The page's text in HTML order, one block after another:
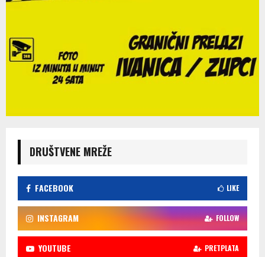
DRUŠTVENE MREŽE
FACEBOOK LIKE
INSTAGRAM FOLLOW
YOUTUBE PRETPLATA